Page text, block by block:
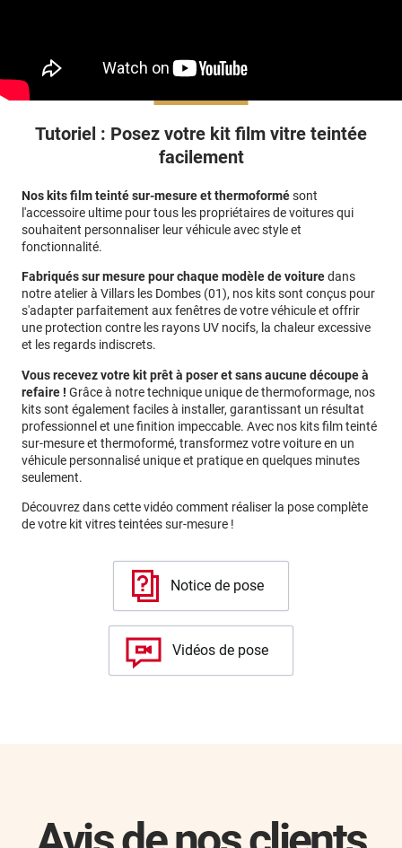
Tutoriel : Posez votre kit film vitre teintée
facilement
Nos kits film teinté sur-mesure et thermoformésont
l'accessoire ultime pour tous les propriétaires de voitures qui
souhaitent personnaliser leur véhicule avec style et
fonctionnalité.
Fabriqués sur mesure pour chaque modèle de voituredans
notre atelier à Villars les Dombes (01), nos kits sont conçus pour
s'adapter parfaitement aux fenêtres de votre véhicule et offrir
une protection contre les rayons UV nocifs, la chaleur excessive
et les regards indiscrets.
Vous recevez votre kit prêt à poser et sans aucune découpe à
refaire ! Grâce à notre technique unique de thermoformage, nos
kits sont également faciles à installer, garantissant un résultat
professionnel et une finition impeccable. Avec nos kits film teinté
sur-mesure et thermoformé, transformez votre voiture en un
véhicule personnalisé unique et pratique en quelques minutes
seulement.
Découvrez dans cette vidéo comment réaliser la pose complète
de votre kit vitres teintées sur-mesure !
Notice de pose
Vidéos de pose